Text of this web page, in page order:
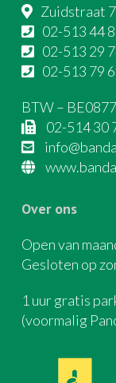
Zuidstraat
02-513 44
02-513 29
02-513 79
BTW –
02-514 30
Over ons
Open van
Gesloten op
1 uur gratis
(voormalig